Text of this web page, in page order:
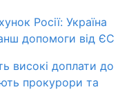
Росії: Україна
допомоги від ЄС
високі доплати до
прокурори та